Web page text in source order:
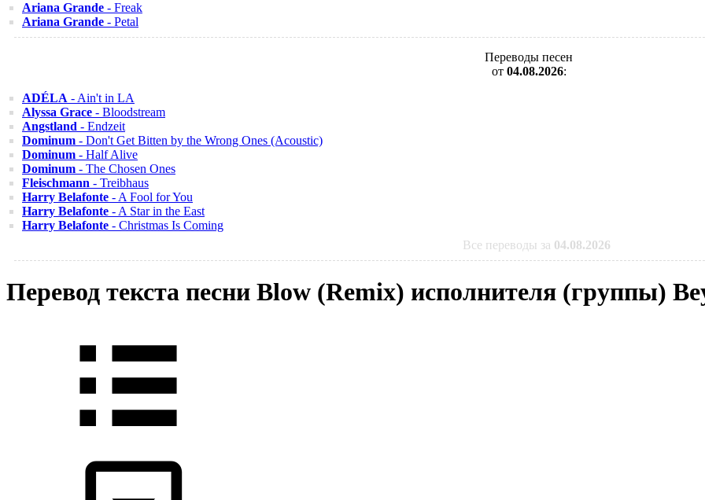
Ariana Grande - Freak
Ariana Grande - Petal
Переводы песен
от 04.08.2026:
ADÉLA - Ain't in LA
Alyssa Grace - Bloodstream
Angstland - Endzeit
Dominum - Don't Get Bitten by the Wrong Ones (Acoustic)
Dominum - Half Alive
Dominum - The Chosen Ones
Fleischmann - Treibhaus
Harry Belafonte - A Fool for You
Harry Belafonte - A Star in the East
Harry Belafonte - Christmas Is Coming
Все переводы за 04.08.2026
Перевод текста песни Blow (Remix) исполнителя (группы)